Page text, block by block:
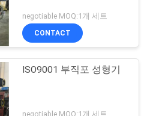
negotiable MOQ:1개 세트
CONTACT
ISO9001 부직포 성형기
negotiable MOQ:1개 세트